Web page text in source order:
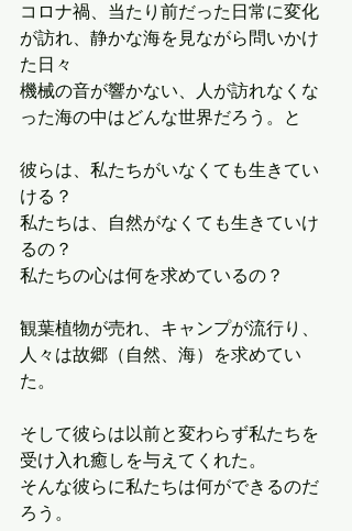
コロナ禍、当たり前だった日常に変化
が訪れ、静かな海を見ながら問いかけ
た日々
機械の音が響かない、人が訪れなくな
った海の中はどんな世界だろう。と
彼らは、私たちがいなくても生きてい
ける？
私たちは、自然がなくても生きていけ
るの？
私たちの心は何を求めているの？
観葉植物が売れ、キャンプが流行り、
人々は故郷（自然、海）を求めてい
た。
そして彼らは以前と変わらず私たちを
受け入れ癒しを与えてくれた。
そんな彼らに私たちは何ができるのだ
ろう。